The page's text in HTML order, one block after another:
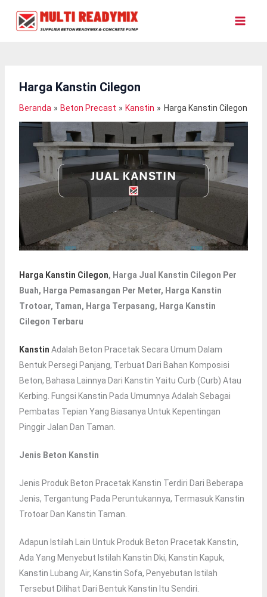
Harga Kanstin Cilegon
Beranda Beton Precast Kanstin Harga Kanstin Cilegon
Harga Kanstin Cilegon, Harga Jual Kanstin Cilegon Per
Buah, Harga Pemasangan Per Meter, Harga Kanstin
Trotoar, Taman, Harga Terpasang, Harga Kanstin
Cilegon Terbaru
Kanstin Adalah Beton Pracetak Secara Umum Dalam
Bentuk Persegi Panjang, Terbuat Dari Bahan Komposisi
Beton, Bahasa Lainnya Dari Kanstin Yaitu Curb (curb) Atau
Kerbing. Fungsi Kanstin Pada Umumnya Adalah Sebagai
Pembatas Tepian Yang Biasanya Untuk Kepentingan
Pinggir Jalan Dan Taman.
Jenis Beton Kanstin
Jenis Produk Beton Pracetak Kanstin Terdiri Dari Beberapa
Jenis, Tergantung Pada Peruntukannya, Termasuk Kanstin
Trotoar Dan Kanstin Taman.
Adapun Istilah Lain Untuk Produk Beton Pracetak Kanstin,
Ada Yang Menyebut Istilah Kanstin Dki, Kanstin Kapuk,
Kanstin Lubang Air, Kanstin Sofa, Penyebutan Istilah
Tersebut Dilihat Dari Bentuk Kanstin Itu Sendiri.